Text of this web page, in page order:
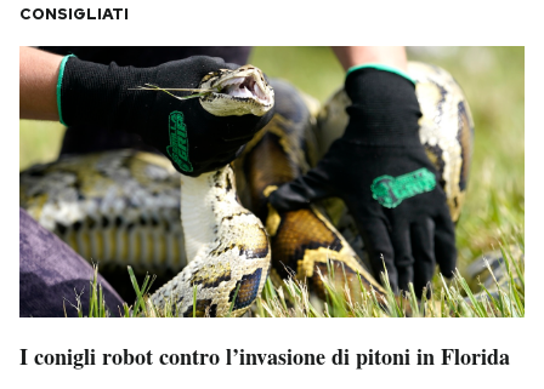
CONSIGLIATI
I conigli robot contro l’invasione di pitoni in Florida